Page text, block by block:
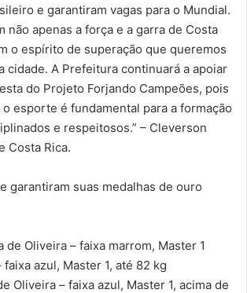
e garantiram vagas para o Mundial.
não apenas a força e a garra de Costa
o espírito de superação que queremos
cidade. A Prefeitura continuará a apoiar
do Projeto Forjando Campeões, pois
esporte é fundamental para a formação
e respeitosos.” – Cleverson
Costa Rica.
garantiram suas medalhas de ouro
de Oliveira – faixa marrom, Master 1
azul, Master 1, até 82 kg
Oliveira – faixa azul, Master 1, acima de